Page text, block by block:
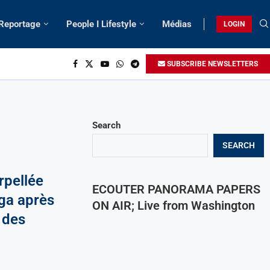
People I Lifestyle Médias LOGIN
SUBSCRIBE NEWSLETTERS
après
Search
SEARCH
ECOUTER PANORAMA PAPERS
ON AIR; Live from Washington